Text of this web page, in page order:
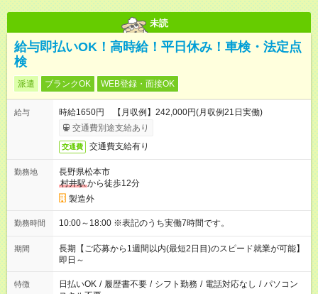
未読
給与即払いOK！高時給！平日休み！車検・法定点
検
派遣 ブランクOK WEB登録・面接OK
給与
時給1650円 【月収例】242,000円(月収例21日実働)
交通費別途支給あり
交通費 交通費支給有り
勤務地
長野県松本市
村井駅から徒歩12分
製造外
勤務時間 10:00～18:00 ※表記のうち実働7時間です。
期間
長期【ご応募から1週間以内(最短2日目)のスピード就業が可能】
即日～
特徴 日払いOK / 履歴書不要 / シフト勤務 / 電話対応なし / パソコン